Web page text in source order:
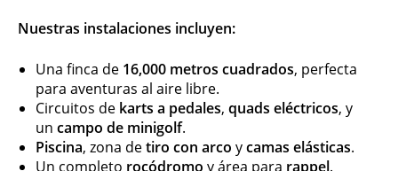
Nuestras instalaciones incluyen:
Una finca de 16,000 metros cuadrados, perfecta
para aventuras al aire libre.
Circuitos de karts a pedales, quads eléctricos, y
un campo de minigolf.
Piscina, zona detiro con arco ycamas elásticas.
Un completo rocódromo y área para rappel.